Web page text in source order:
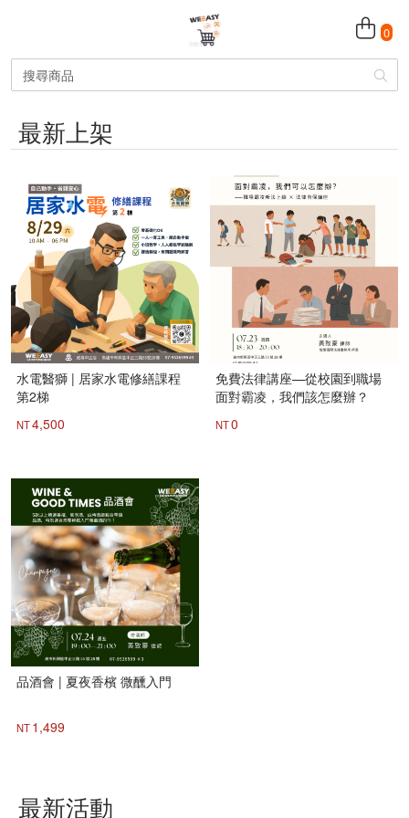
0
最新上架
水電醫獅 | 居家水電修繕課程
第2梯
NT4,500
免費法律講座—從校園到職場
面對霸凌，我們該怎麼辦？
NT0
品酒會 | 夏夜香檳 微醺入門
NT1,499
最新活動